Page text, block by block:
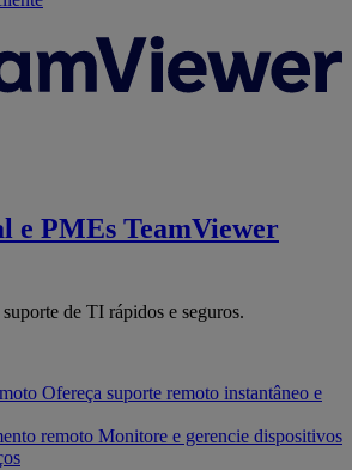
e PMEs TeamViewer
de TI rápidos e seguros.
Ofereça suporte remoto instantâneo e
remoto Monitore e gerencie dispositivos